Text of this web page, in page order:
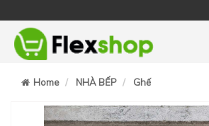
Home NHÀ BẾP Ghế